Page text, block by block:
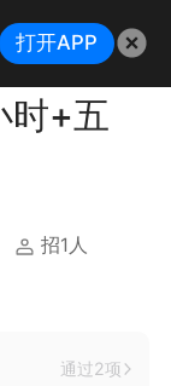
时+五
招1人
通过2项
打开APP